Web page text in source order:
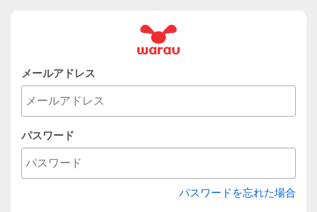
メールアドレス
パスワード
パスワードを忘れた場合